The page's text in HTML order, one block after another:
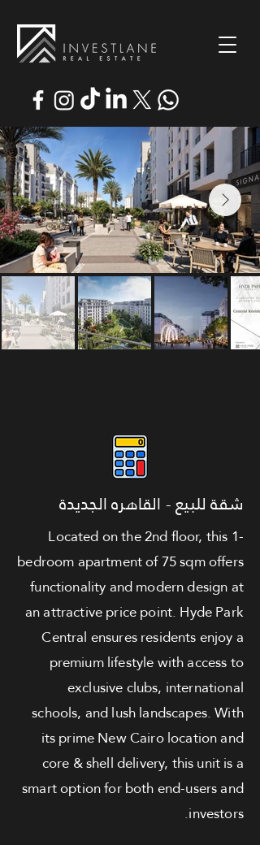
شقة للبيع - القاهره الجديدة
Located on the 2nd floor, this 1-
bedroom apartment of 75 sqm offers
functionality and modern design at
an attractive price point. Hyde Park
Central ensures residents enjoy a
premium lifestyle with access to
exclusive clubs, international
schools, and lush landscapes. With
its prime New Cairo location and
core & shell delivery, this unit is a
smart option for both end-users and
investors.